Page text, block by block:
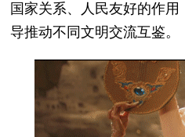
国家关系、人民友好的作
导推动不同文明交流互鉴。